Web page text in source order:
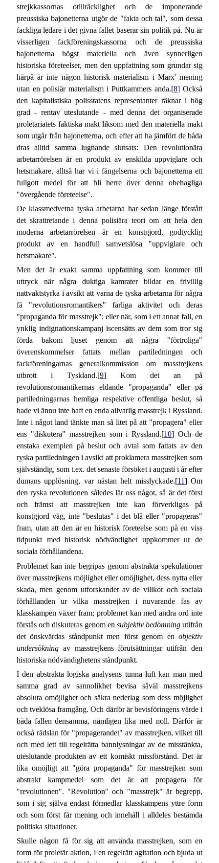
strejkkassornas otillräcklighet och de imponerande
preussiska bajonetterna utgör de "fakta och tal", som dessa
fackliga ledare i det givna fallet baserar sin politik på. Nu är
visserligen fackföreningskassorna och de preussiska
bajonetterna högst materiella och även synnerligen
historiska företeelser, men den uppfattning som grundar sig
härpå är inte någon historisk materialism i Marx' mening
utan en polisiär materialism i Puttkammers anda.[8] Också
den kapitalistiska polisstatens representanter räknar i hög
grad - rentav uteslutande - med denna det organiserade
proletariatets faktiska makt liksom med den materiella makt
som utgår från bajonetterna, och efter att ha jämfört de båda
dras alltid samma lugnande slutsats: Den revolutionära
arbetarrörelsen är en produkt av enskilda uppviglare och
hetsmakare, alltså har vi i fängelserna och bajonetterna ett
fullgott medel för att bli herre över denna obehagliga
"övergående företeelse".
De klassmedvetna tyska arbetarna har sedan länge förstått
det skrattretande i denna polisiära teori om att hela den
moderna arbetarrörelsen är en konstgjord, godtycklig
produkt av en handfull samvetslösa "uppviglare och
hetsmakare".
Men det är exakt samma uppfattning som kommer till
uttryck när några duktiga kamrater bildar en frivillig
nattvaktstyrka i avsikt att varna de tyska arbetarna för några
få "revolutionsromantikers" farliga aktivitet och deras
"propaganda för masstrejk"; eller när, som i ett annat fall, en
ynklig indignationskampanj iscensätts av dem som tror sig
förda bakom ljuset genom att några "förtroliga"
överenskommelser fattats mellan partiledningen och
fackföreningarnas generalkommission om masstrejkens
utbrott i Tyskland.[9] Kom det an på
revolutionsromantikernas eldande "propaganda" eller på
partiledningarnas hemliga respektive offentliga beslut, så
hade vi ännu inte haft en enda allvarlig masstrejk i Ryssland.
Inte i något land tänkte man så litet på att "propagera" eller
ens "diskutera" masstrejken som i Ryssland.[10] Och de
enstaka exemplen på beslut och avtal som fattats av den
ryska partiledningen i avsikt att proklamera masstrejken som
självständig, som t.ex. det senaste försöket i augusti i år efter
dumans upplösning, var nästan helt misslyckade.[11] Om
den ryska revolutionen således lär oss något, så är det först
och främst att masstrejken inte kan förverkligas på
konstgjord väg, inte "beslutas" i det blå eller "propageras"
fram, utan att den är en historisk företeelse som på en viss
tidpunkt med historisk nödvändighet uppkommer ur de
sociala förhållandena.
Problemet kan inte begripas genom abstrakta spekulationer
över masstrejkens möjlighet eller omöjlighet, dess nytta eller
skada, men genom utforskandet av de villkor och sociala
förhållanden ur vilka masstrejken i nuvarande fas av
klasskampen växer fram; problemet kan med andra ord inte
förstås och diskuteras genom ensubjektiv bedömning utifrån
det önskvärdas ståndpunkt men först genom enobjektiv
undersökningav masstrejkens förutsättningar utifrån den
historiska nödvändighetens ståndpunkt.
I den abstrakta logiska analysens tunna luft kan man med
samma grad av sannolikhet bevisa såväl masstrejkens
absoluta omöjlighet och säkra nederlag som dess möjlighet
och tveklösa framgång. Och därför är bevisföringens värde i
båda fallen densamma, nämligen lika med noll. Därför är
också rädslan för "propagerandet" av masstrejken, vilket till
och med lett till regelrätta bannlysningar av de misstänkta,
uteslutande produkten av ett komiskt missförstånd. Det är
lika omöjligt att "göra propaganda" för masstrejken som
abstrakt kampmedel som det är att propagera för
"revolutionen". "Revolution" och "masstrejk" är begrepp,
som i sig själva endast förmedlar klasskampens yttre form
och som först får mening och innehåll i alldeles bestämda
politiska situationer.
Skulle någon få för sig att använda masstrejken, som en
form för proletär aktion, i en regelrätt agitation och bjuda ut